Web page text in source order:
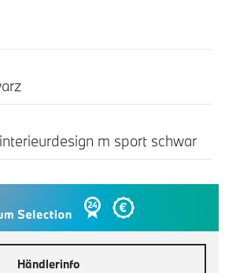
m sport schwar
Händlerinfo